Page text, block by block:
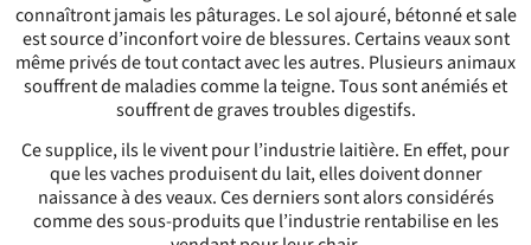
connaîtront jamais les pâturages. Le sol ajouré, bétonné et sale
est source d’inconfort voire de blessures. Certains veaux sont
même privés de tout contact avec les autres. Plusieurs animaux
souffrent de maladies comme la teigne. Tous sont anémiés et
souffrent de graves troubles digestifs.
Ce supplice, ils le vivent pour l’industrie laitière. En effet, pour
que les vaches produisent du lait, elles doivent donner
naissance à des veaux. Ces derniers sont alors considérés
comme des sous-produits que l’industrie rentabilise en les